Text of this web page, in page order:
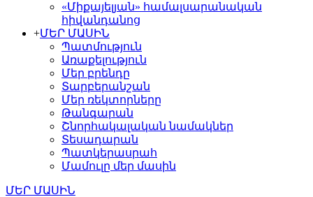
«Միքայելյան» համալսարանական
հիվանդանոց
+ՄԵՐ ՄԱՍԻՆ
Պատմություն
Առաքելություն
Մեր բրենդը
Տարբերանշան
Մեր ռեկտորները
Թանգարան
Շնորհակալական նամակներ
Տեսադարան
Պատկերասրահ
Մամուլը մեր մասին
ՄԵՐ ՄԱՍԻՆ